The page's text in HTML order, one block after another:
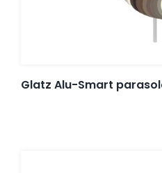
Glatz Alu-Smart